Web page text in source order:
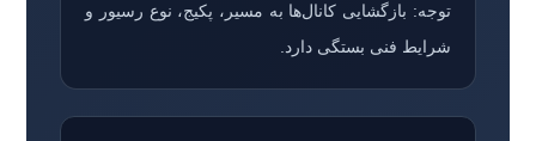
توجه: بازگشایی کانال‌ها به مسیر، پکیج، نوع رسیور و
شرایط فنی بستگی دارد.